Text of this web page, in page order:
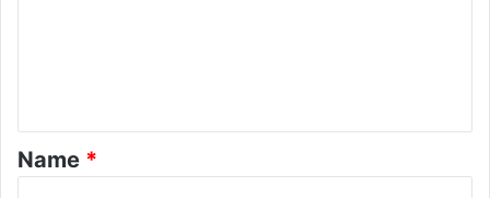
t
*
Name *